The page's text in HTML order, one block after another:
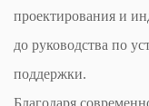
проектирования и
до руководства по
поддержки.
Благодаря